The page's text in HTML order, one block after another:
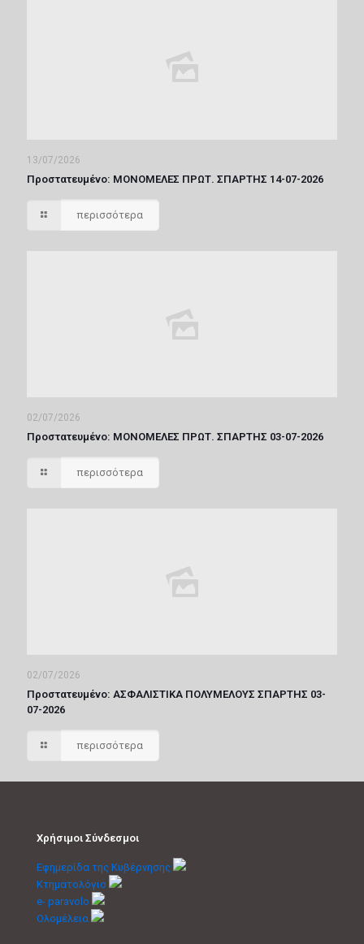
13/07/2026
Πρoστατευμένο: ΜΟΝΟΜΕΛΕΣ ΠΡΩΤ. ΣΠΑΡΤΗΣ 14-07-2026
περισσότερα
02/07/2026
Πρoστατευμένο: ΜΟΝΟΜΕΛΕΣ ΠΡΩΤ. ΣΠΑΡΤΗΣ 03-07-2026
περισσότερα
02/07/2026
Πρoστατευμένο: ΑΣΦΑΛΙΣΤΙΚΑ ΠΟΛΥΜΕΛΟΥΣ ΣΠΑΡΤΗΣ 03-
07-2026
περισσότερα
Χρήσιμοι Σύνδεσμοι
Εφημερίδα της Κυβέρνησης
Κτηματολόγιο
e- paravolo
Ολομέλεια